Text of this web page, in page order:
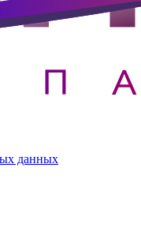
данных